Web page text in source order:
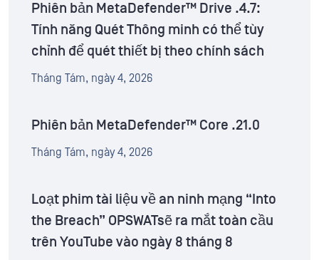
Phiên bản MetaDefender™ Drive .4.7:
Tính năng Quét Thông minh có thể tùy
chỉnh để quét thiết bị theo chính sách
Tháng Tám, ngày 4, 2026
Phiên bản MetaDefender™ Core .21.0
Tháng Tám, ngày 4, 2026
Loạt phim tài liệu về an ninh mạng “Into
the Breach” OPSWATsẽ ra mắt toàn cầu
trên YouTube vào ngày 8 tháng 8